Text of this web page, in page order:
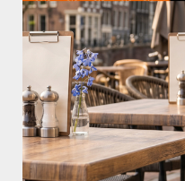
BARKRUK 204H LAAG ZWART €39,95